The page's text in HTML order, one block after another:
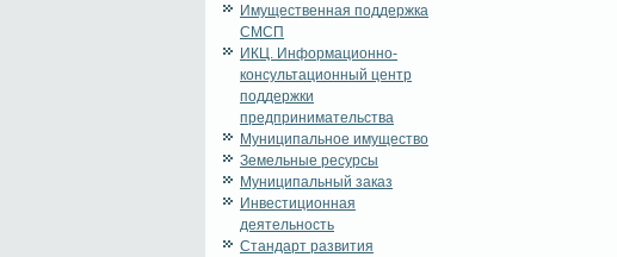
Имущественная поддержка
СМСП
ИКЦ. Информационно-
консультационный центр
поддержки
предпринимательства
Муниципальное имущество
Земельные ресурсы
Муниципальный заказ
Инвестиционная
деятельность
Стандарт развития